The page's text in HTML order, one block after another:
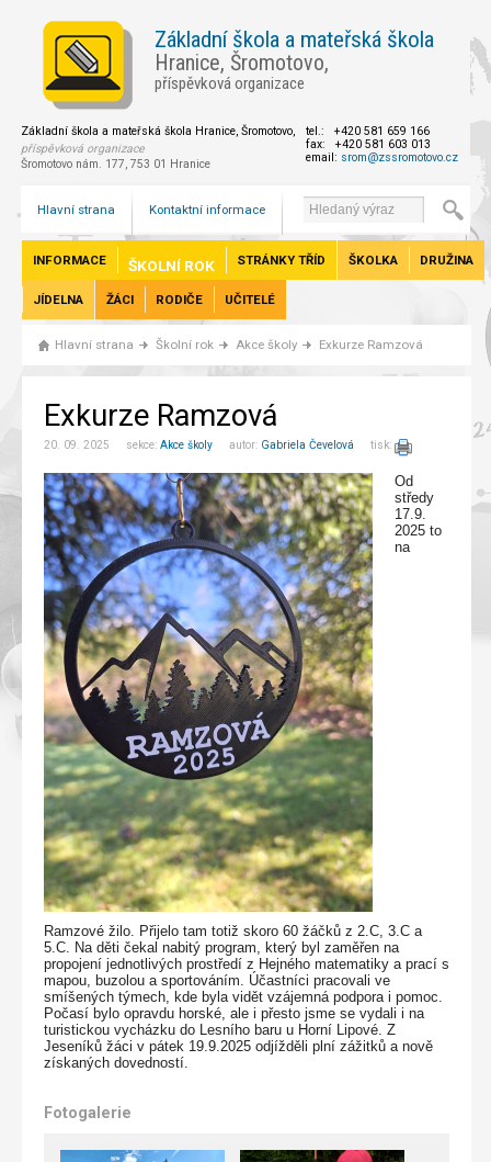
Základní škola a mateřská škola
Hranice, Šromotovo,
příspěvková organizace
Základní škola a mateřská škola Hranice, Šromotovo,
příspěvková organizace
Šromotovo nám. 177, 753 01 Hranice
tel.: +420 581 659 166
fax: +420 581 603 013
email: srom@zssromotovo.cz
Hlavní strana Kontaktní informace
INFORMACE ŠKOLNÍ ROK STRÁNKY TŘÍD ŠKOLKA DRUŽINA
JÍDELNA ŽÁCI RODIČE UČITELÉ
Hlavní strana Školní rok Akce školy Exkurze Ramzová
Exkurze Ramzová
20. 09. 2025 sekce: Akce školy autor: Gabriela Čevelová tisk:
Od
středy
17.9.
2025 to
na
Ramzové žilo. Přijelo tam totiž skoro 60 žáčků z 2.C, 3.C a
5.C. Na děti čekal nabitý program, který byl zaměřen na
propojení jednotlivých prostředí z Hejného matematiky a prací s
mapou, buzolou a sportováním. Účastníci pracovali ve
smíšených týmech, kde byla vidět vzájemná podpora i pomoc.
Počasí bylo opravdu horské, ale i přesto jsme se vydali i na
turistickou vycházku do Lesního baru u Horní Lipové. Z
Jeseníků žáci v pátek 19.9.2025 odjížděli plní zážitků a nově
získaných dovedností.
Fotogalerie